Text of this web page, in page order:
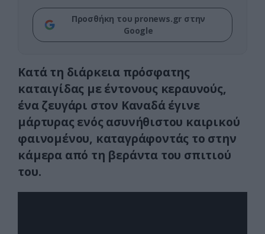
Προσθήκη του pronews.gr στην
Google
Κατά τη διάρκεια πρόσφατης
καταιγίδας με έντονους κεραυνούς,
ένα ζευγάρι στον Καναδά έγινε
μάρτυρας ενός ασυνήθιστου καιρικού
φαινομένου, καταγράφοντάς το στην
κάμερα από τη βεράντα του σπιτιού
του.